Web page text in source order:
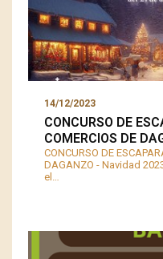
14/12/2023
CONCURSO DE
COMERCIOS DE
CONCURSO DE
DAGANZO - Navidad
el…